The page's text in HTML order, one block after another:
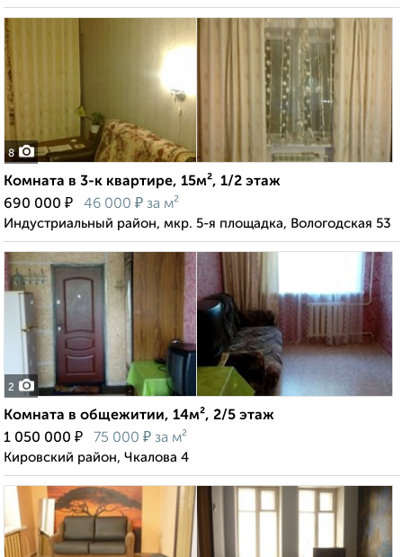
8
Комната в 3-к квартире, 15м², 1/2 этаж
690 000 ₽ 46 000 ₽ за м²
Индустриальный район, мкр. 5-я площадка, Вологодская 53
2
Комната в общежитии, 14м², 2/5 этаж
1 050 000 ₽ 75 000 ₽ за м²
Кировский район, Чкалова 4